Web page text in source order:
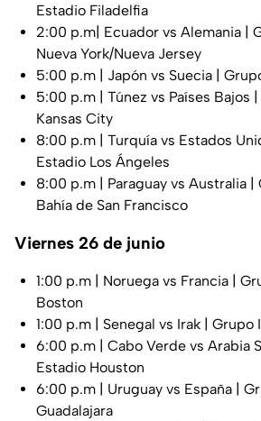
Estadio Filadelfia
2:00 p.m| Ecuador vs Alemania |
Nueva York/Nueva Jersey
5:00 p.m | Japón vs Suecia |
5:00 p.m | Túnez vs Países Bajos
Kansas City
8:00 p.m | Turquía vs Estados
Estadio Los Ángeles
8:00 p.m | Paraguay vs Australia
Bahía de San Francisco
Viernes 26 de junio
1:00 p.m | Noruega vs Francia |
Boston
1:00 p.m | Senegal vs Irak | Grupo
6:00 p.m | Cabo Verde vs Arabia
Estadio Houston
6:00 p.m | Uruguay vs España |
Guadalajara